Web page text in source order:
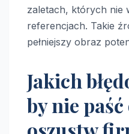
zaletach, których nie
referencjach. Takie
pełniejszy obraz
Jakich
by nie